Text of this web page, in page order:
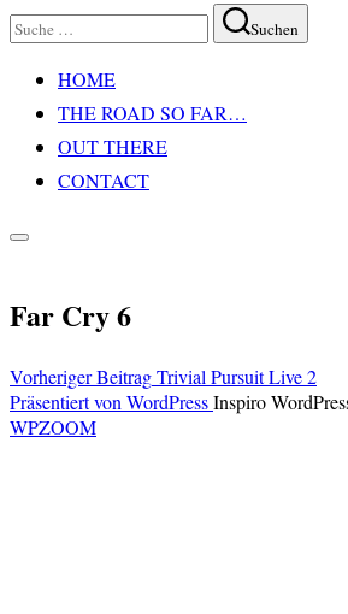
Suchen
nach:
Suchen
Zum
springen
HOME
THE ROAD SO FAR…
OUT THERE
CONTACT
Seitenleiste
umschalten
Far Cry 6
Beitragsnavigation
Vorheriger
Beitrag
Vorheriger BeitragTrivial Pursuit Live 2
Präsentiert von WordPressInspiro
WPZOOM